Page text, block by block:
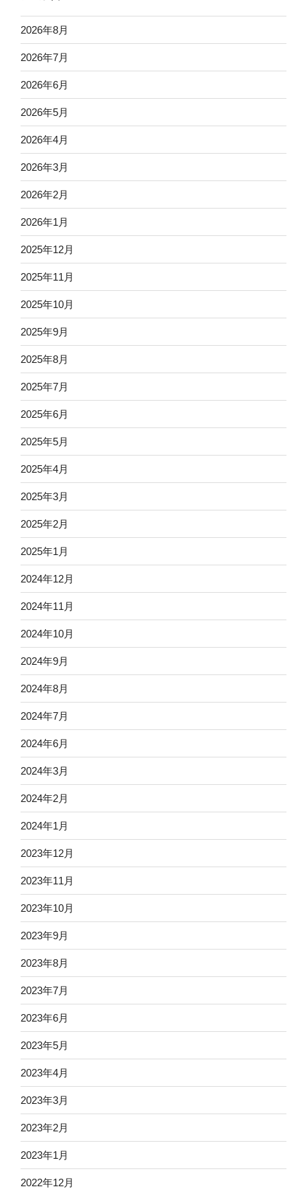
2026年8月
2026年7月
2026年6月
2026年5月
2026年4月
2026年3月
2026年2月
2026年1月
2025年12月
2025年11月
2025年10月
2025年9月
2025年8月
2025年7月
2025年6月
2025年5月
2025年4月
2025年3月
2025年2月
2025年1月
2024年12月
2024年11月
2024年10月
2024年9月
2024年8月
2024年7月
2024年6月
2024年3月
2024年2月
2024年1月
2023年12月
2023年11月
2023年10月
2023年9月
2023年8月
2023年7月
2023年6月
2023年5月
2023年4月
2023年3月
2023年2月
2023年1月
2022年12月